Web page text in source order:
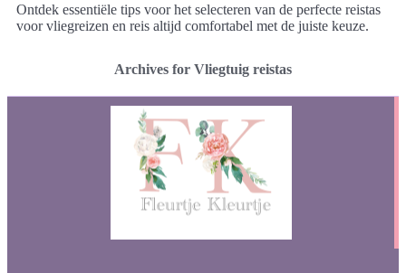
Ontdek essentiële tips voor het selecteren van de perfecte reistas
voor vliegreizen en reis altijd comfortabel met de juiste keuze.
Archives for Vliegtuig reistas